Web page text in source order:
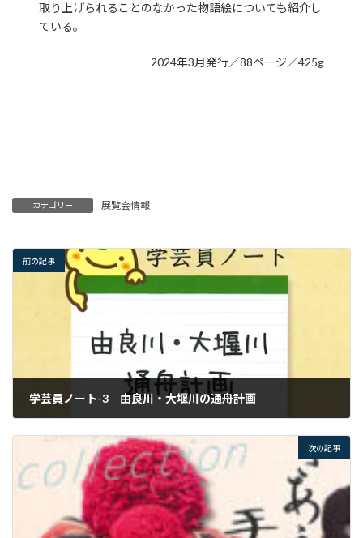
取り上げられることのなかった物語絵についても紹介し
ている。
2024年3月発行／88ページ／425g
カテゴリー 展覧会情報
前の記事
学芸員ノート-3 由良川・大堰川の通舟計画
次の記事